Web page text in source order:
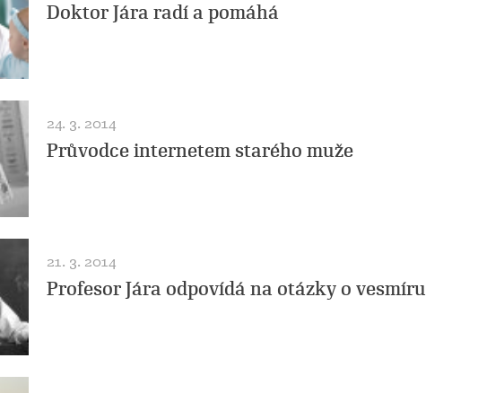
Doktor Jára radí a pomáhá
24. 3. 2014
Průvodce internetem starého muže
21. 3. 2014
Profesor Jára odpovídá na otázky o vesmíru